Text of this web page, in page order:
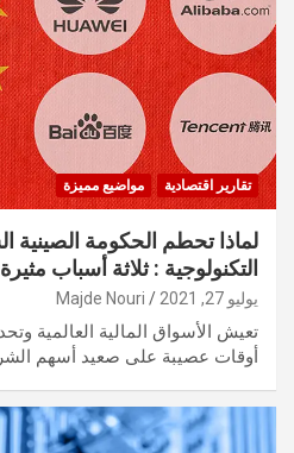
تقارير اقتصادية مواضيع مميزة
لماذا تحطم الحكومة الصينية
التكنولوجية : ثلاثة أسباب
يوليو 27, 2021 Majde Nouri
تعيش الأسواق المالية العالمية
أوقات عصيبة على صعيد أسهم